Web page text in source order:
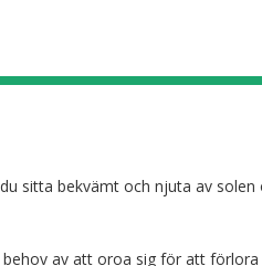
sitta bekvämt och njuta av
av att oroa sig för att